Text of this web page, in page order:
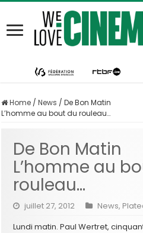
Home / News / De Bon Matin
L’homme au bout du rouleau…
De Bon Matin
L’homme au
rouleau…
juillet 27, 2012 News,
Lundi matin. Paul Wertret,